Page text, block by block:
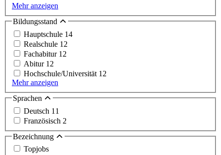
Mehr anzeigen
Bildungsstand
Hauptschule 14
Realschule 12
Fachabitur 12
Abitur 12
Hochschule/Universität 12
Mehr anzeigen
Sprachen
Deutsch 11
Französisch 2
Bezeichnung
Topjobs